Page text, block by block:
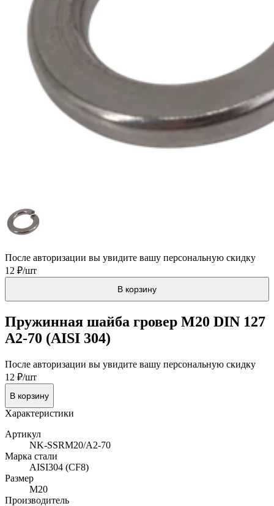
После авторизации вы увидите вашу персональную скидку
12 ₽/шт
В корзину
Пружинная шайба гровер М20 DIN 127
A2-70 (AISI 304)
После авторизации вы увидите вашу персональную скидку
12 ₽/шт
В корзину
Характеристики
Артикул
NK-SSRM20/A2-70
Марка стали
AISI304 (CF8)
Размер
М20
Производитель